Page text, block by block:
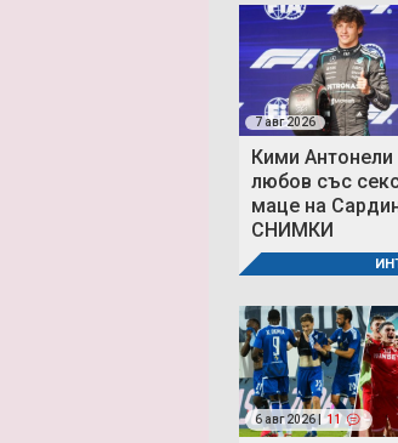
7 авг 2026
Кими Антонели
любов със
маце на
СНИМКИ
6 авг 2026 | 11